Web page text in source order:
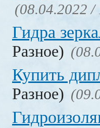
(08.04.2022 /
Гидра
Разное)
Купить
Разное)